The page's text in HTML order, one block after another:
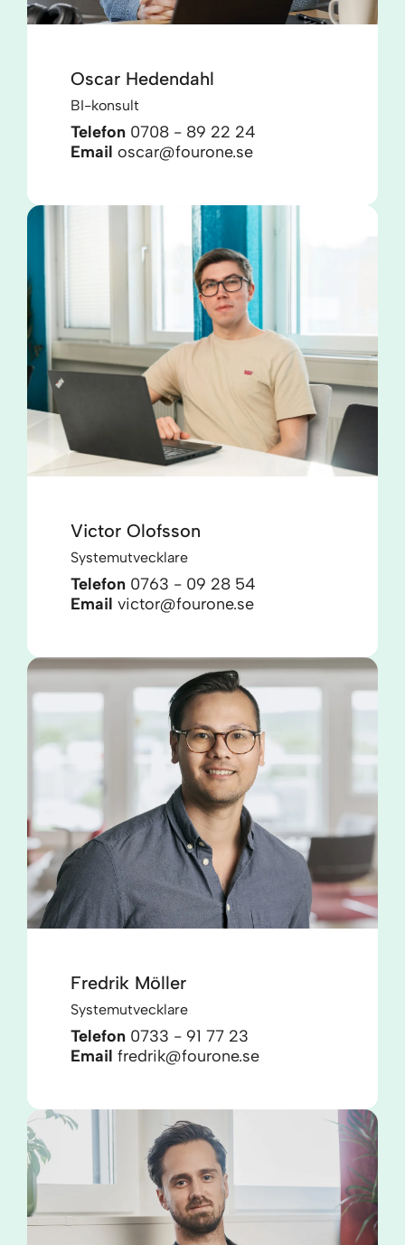
Oscar Hedendahl
BI-konsult
Telefon 0708 - 89 22 24
Email oscar@fourone.se
Victor Olofsson
Systemutvecklare
Telefon 0763 - 09 28 54
Email victor@fourone.se
Fredrik Möller
Systemutvecklare
Telefon 0733 - 91 77 23
Email fredrik@fourone.se